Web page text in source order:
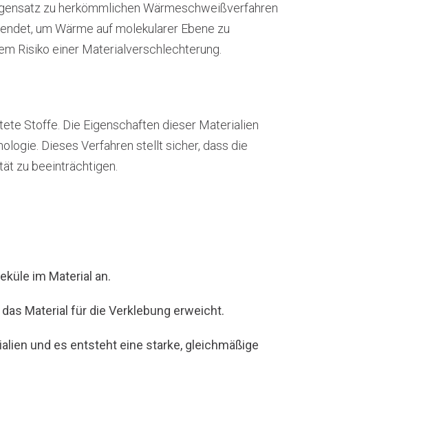
zu herkömmlichen Wärmeschweißverfahren
um Wärme auf molekularer Ebene zu
Risiko einer Materialverschlechterung.
Stoffe. Die Eigenschaften dieser Materialien
Dieses Verfahren stellt sicher, dass die
zu beeinträchtigen.
im Material an.
Material für die Verklebung erweicht.
und es entsteht eine starke, gleichmäßige